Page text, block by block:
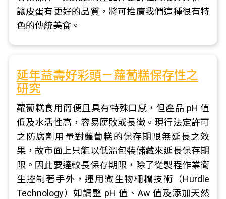
讓皮蛋有更好的品質，將可推廣我們這種很有特
色的傳統美食。
延年益壽好彩頭－蘿蔔糕保存性之
研究
蘿蔔糕食用簡便且具有特殊口感，但產品 pH 值
低及水活性高，容易腐敗或長黴。現行法定許可
之防腐劑用量對蘿蔔糕的保存期限無延長之效
果，故市面上只能以低溫包裝儲藏來延長保存期
限。因此要達較長保存期限，除了從製程作業衛
生控制著手外，運用微生物柵欄技術（Hurdle
Technology）如調整 pH 值、Aw 值及添加天然